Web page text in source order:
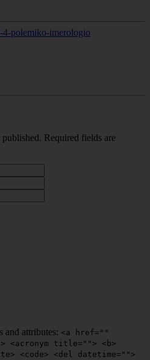
Required fields are
and attributes: <a href=""
title=""> <b>
<code> <del datetime="">